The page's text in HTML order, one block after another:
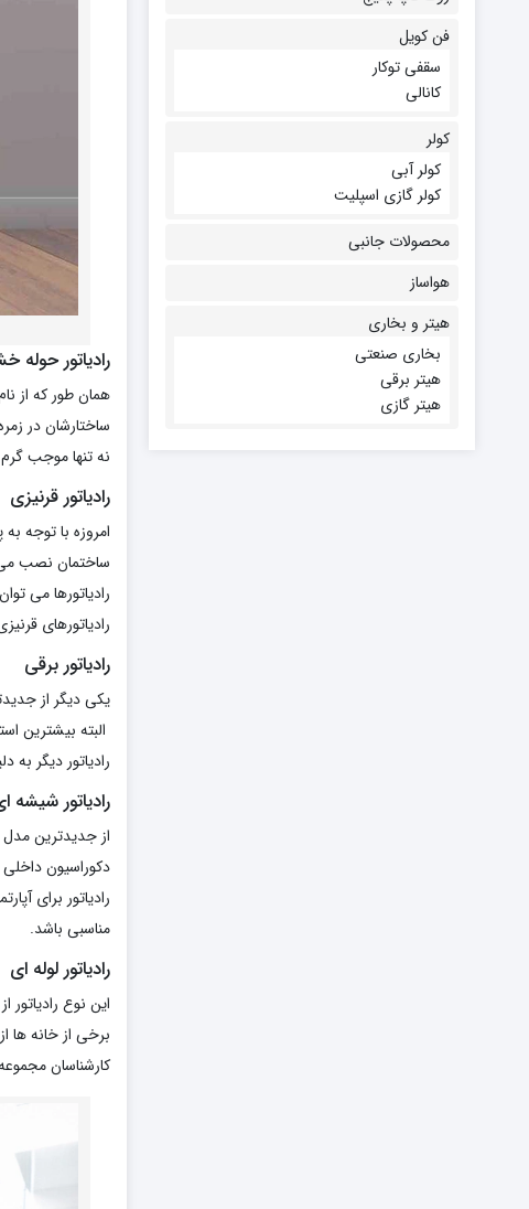
رادیاتور
همان طور که از
ساختارشان در
نه تنها موجب
رادیاتور قرنیزی
امروزه با توجه
ساختمان نصب
رادیاتورها می
رادیاتورهای
رادیاتور برقی
یکی دیگر از
البته بیشترین
رادیاتور دیگر
رادیاتور شیشه
از جدیدترین
دکوراسیون
رادیاتور برای
مناسبی باشد.
رادیاتور لوله ای
این نوع
برخی از خانه ها
کارشناسان
فن کویل
سقفی توکار
کانالی
کولر
کولر آبی
کولر گازی اسپلیت
محصولات جانبی
هواساز
هیتر و بخاری
بخاری صنعتی
هیتر برقی
هیتر گازی